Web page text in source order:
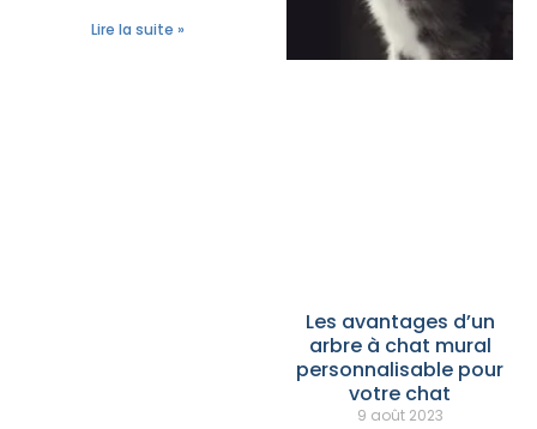
Lire la suite »
Les avantages d’un
arbre à chat mural
personnalisable pour
votre chat
9 août 2023